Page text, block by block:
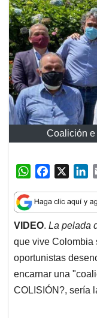
Coalición e
W
a
t
s
A
p
p
c
e
b
o
o
k
n
k
e
d
I
n
VIDEO. La pelada
que vive Colombia
oportunistas
encarnar una
COLISIÓN?, sería